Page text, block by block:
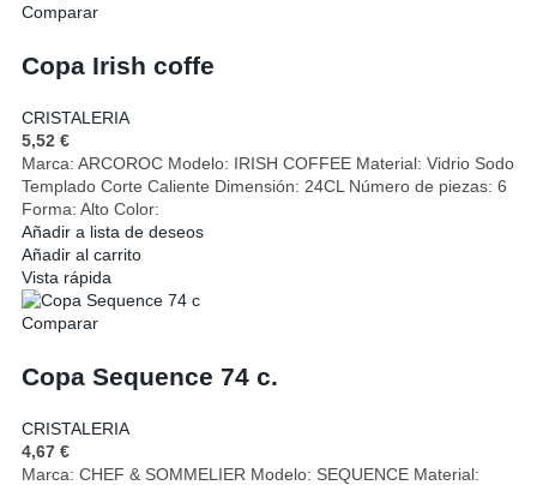
Comparar
Copa Irish coffe
CRISTALERIA
5,52 €
Marca: ARCOROC Modelo: IRISH COFFEE Material: Vidrio Sodo
Templado Corte Caliente Dimensión: 24CL Número de piezas: 6
Forma: Alto Color:
Añadir a lista de deseos
Añadir al carrito
Vista rápida
Comparar
Copa Sequence 74 c.
CRISTALERIA
4,67 €
Marca: CHEF & SOMMELIER Modelo: SEQUENCE Material: